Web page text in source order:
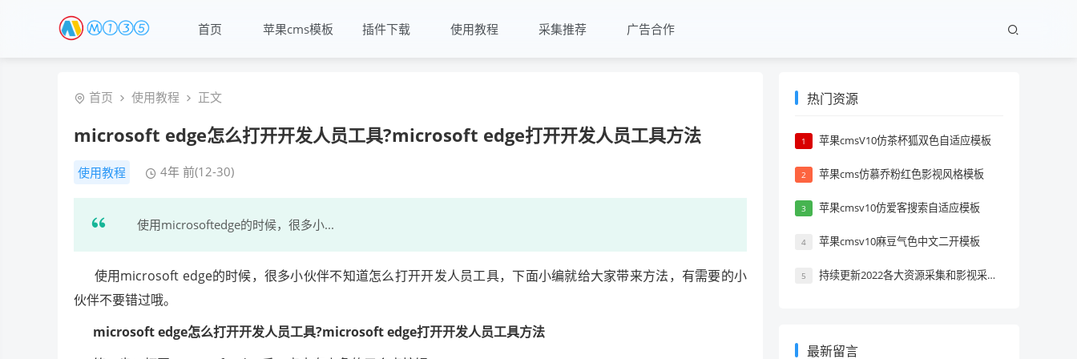
首页 苹果cms模板 插件下载 使用教程 采集推荐 广告合作
首页 使用教程 正文
microsoft edge怎么打开开发人员工具?microsoft edge打开开发人员工具方法
使用教程 4年 前(12-30)
使用microsoftedge的时候，很多小...
使用microsoft edge的时候，很多小伙伴不知道怎么打开开发人员工具，下面小编就给大家带来方法，有需要的小
伙伴不要错过哦。
microsoft edge怎么打开开发人员工具?microsoft edge打开开发人员工具方法
热门资源
1 苹果cmsV10仿茶杯狐双色自适应模板
2 苹果cms仿慕乔粉红色影视风格模板
3 苹果cmsv10仿爱客搜索自适应模板
4 苹果cmsv10麻豆气色中文二开模板
5 持续更新2022各大资源采集和影视采集站推荐
最新留言